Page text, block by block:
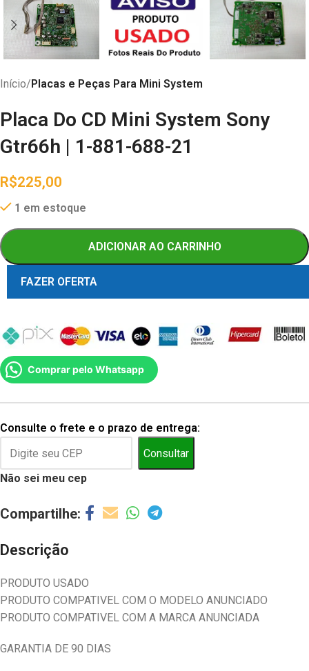
Início Placas e Peças Para Mini System
Placa Do CD Mini System Sony
Gtr66h | 1-881-688-21
R$225,00
1 em estoque
ADICIONAR AO CARRINHO
FAZER OFERTA
Comprar pelo Whatsapp
Consulte o frete e o prazo de entrega:
Consultar
Não sei meu cep
Descrição
PRODUTO USADO
PRODUTO COMPATIVEL COM O MODELO ANUNCIADO
PRODUTO COMPATIVEL COM A MARCA ANUNCIADA
GARANTIA DE 90 DIAS